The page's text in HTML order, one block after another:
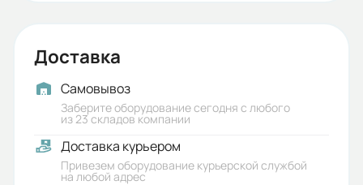
Доставка
Самовывоз
Заберите оборудование сегодня с любого
из 23 складов компании
Доставка курьером
Привезем оборудование курьерской службой
на любой адрес